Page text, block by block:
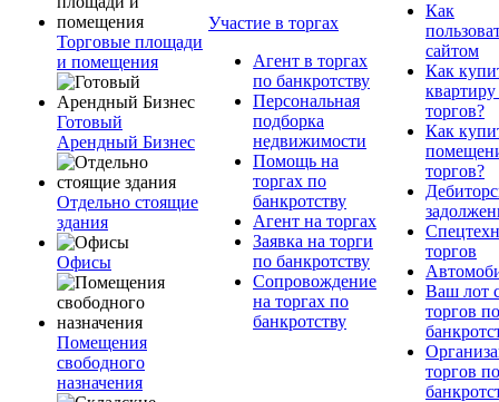
Торговые площади
и помещения
Готовый
Арендный Бизнес
Отдельно стоящие
здания
Офисы
Помещения
свободного
назначения
Участие в торгах
Агент в торгах
по банкротству
Персональная
подборка
недвижимости
Помощь на
торгах по
банкротству
Агент на торгах
Заявка на торги
по банкротству
Сопровождение
на торгах по
банкротству
Как
сайтом
Как
квартиру
торгов?
Как
торгов?
торгов
Ваш лот
торгов по
торгов по